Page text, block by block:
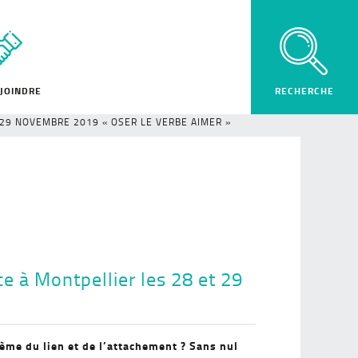
NOVEMBRE 2019 « OSER LE VERBE AIMER »
à Montpellier les 28 et 29
du lien et de l’attachement ? Sans nul